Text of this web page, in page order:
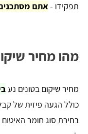
תפקידו -אתם
מהו מחיר
מחיר שיקום בטונים נעבין
כולל הגעה פיזית של
בחירת סוג חומר